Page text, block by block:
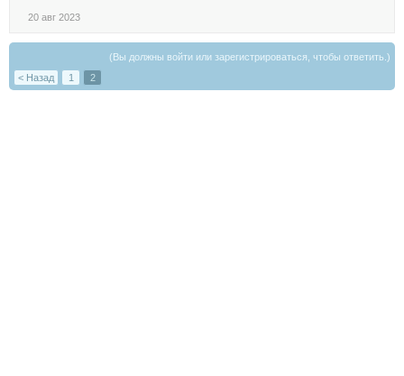
20 авг 2023
(Вы должны войти или зарегистрироваться, чтобы ответить.)
< Назад
1 2